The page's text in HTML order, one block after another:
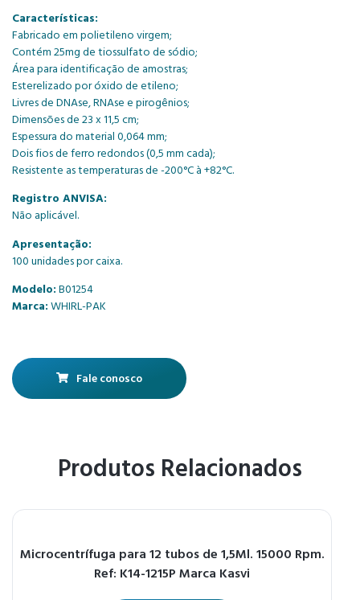
Características:
Fabricado em polietileno virgem;
Contém 25mg de tiossulfato de sódio;
Área para identificação de amostras;
Esterelizado por óxido de etileno;
Livres de DNAse, RNAse e pirogênios;
Dimensões de 23 x 11,5 cm;
Espessura do material 0,064 mm;
Dois fios de ferro redondos (0,5 mm cada);
Resistente as temperaturas de -200°C à +82°C.
Registro ANVISA:
Não aplicável.
Apresentação:
100 unidades por caixa.
Modelo:B01254
Marca:WHIRL-PAK
Fale conosco
Produtos Relacionados
Microcentrífuga para 12 tubos de 1,5Ml. 15000 Rpm.
Ref: K14-1215P Marca Kasvi